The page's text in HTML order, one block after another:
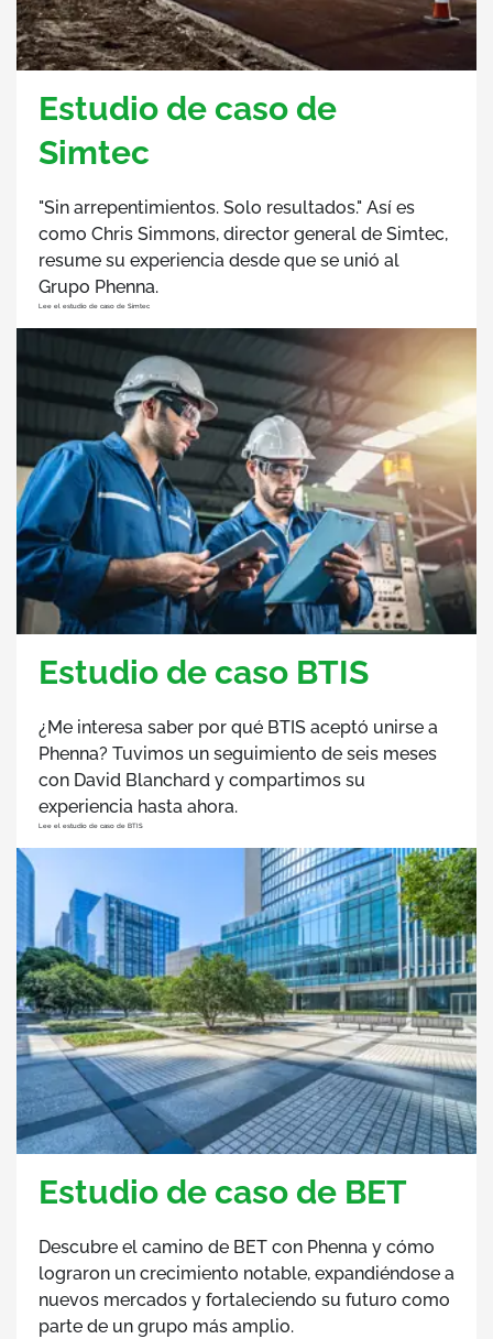
Estudio de caso de
Simtec
"Sin arrepentimientos. Solo resultados." Así es
como Chris Simmons, director general de Simtec,
resume su experiencia desde que se unió al
Grupo Phenna.
Lee el estudio de caso de Simtec
Estudio de caso BTIS
¿Me interesa saber por qué BTIS aceptó unirse a
Phenna? Tuvimos un seguimiento de seis meses
con David Blanchard y compartimos su
experiencia hasta ahora.
Lee el estudio de caso de BTIS
Estudio de caso de BET
Descubre el camino de BET con Phenna y cómo
lograron un crecimiento notable, expandiéndose a
nuevos mercados y fortaleciendo su futuro como
parte de un grupo más amplio.